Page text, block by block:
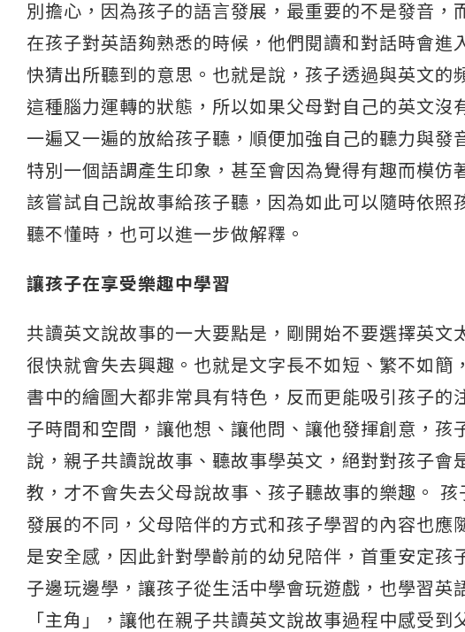
別擔心，因為孩子的語言發展，最重要的不是發音，
在孩子對英語夠熟悉的時候，他們閱讀和對話時會
快猜出所聽到的意思。也就是說，孩子透過與英文
這種腦力運轉的狀態，所以如果父母對自己的英文
一遍又一遍的放給孩子聽，順便加強自己的聽力與
特別一個語調產生印象，甚至會因為覺得有趣而模
該嘗試自己說故事給孩子聽，因為如此可以隨時依
聽不懂時，也可以進一步做解釋。
讓孩子在享受樂趣中學習
共讀英文說故事的一大要點是，剛開始不要選擇英
很快就會失去興趣。也就是文字長不如短、繁不如簡
書中的繪圖大都非常具有特色，反而更能吸引孩子
子時間和空間，讓他想、讓他問、讓他發揮創意，
說，親子共讀說故事、聽故事學英文，絕對對孩子
教，才不會失去父母說故事、孩子聽故事的樂趣。
發展的不同，父母陪伴的方式和孩子學習的內容也
是安全感，因此針對學齡前的幼兒陪伴，首重安定
子邊玩邊學，讓孩子從生活中學會玩遊戲，也學習
「主角」，讓他在親子共讀英文說故事過程中感受